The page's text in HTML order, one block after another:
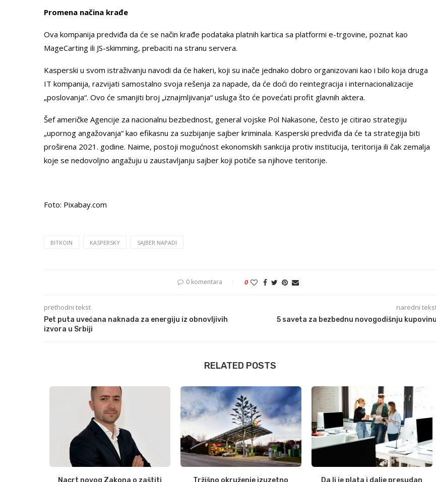
Promena načina krađe
Ova kompanija predviđa da će se način krađe podataka platnih kartica sa platformi e-trgovine, poznat kao
MageCarting ili JS-skimming, prebaciti na stranu servera.
Kasperski u svom istraživanju navodi da će hakeri, koji su inače jednako dobro organizovani kao i bilo koja druga
IT kompanija, razvijati samostalno svoja rešenja za napade, da će doći do reintegracija i internacionalizacije
„poslovanja“. Ovo će smanjiti broj „iznajmljivanja“ usluga što će povećati profit glavnih aktera.
Šef američke Agencije za nacionalnu bezbednost, general vojske Pol Nakasone, često je citirao strategiju
„upornog angažovanja“ kao efikasnu za suzbijanje sajber kriminala. Kasperski predviđa da će ta strategija biti
proširena 2021. godine. Naime, postoji mogućnost ekonomskih sankcija protiv institucija, teritorija ili čak zemalja
koje se nedovoljno angažuju u zaustavljanju sajber koji potiče sa njihove teritorije.
Foto: Pixabay.com
BITKOIN KASPERSKY SAJBER NAPADI
0 komentara 0
prethodni tekst
Pet puta uvećana naknada za energiju iz obnovljivih
izvora u Srbiji
naredni
5 saveta za bezbednu novogodišnju kupovinu
RELATED POSTS